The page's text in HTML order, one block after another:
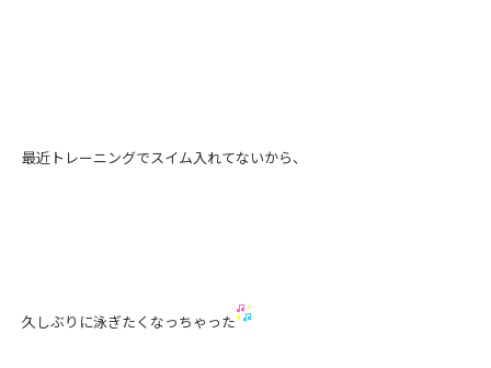
最近トレーニングでスイム入れてないから、
久しぶりに泳ぎたくなっちゃった